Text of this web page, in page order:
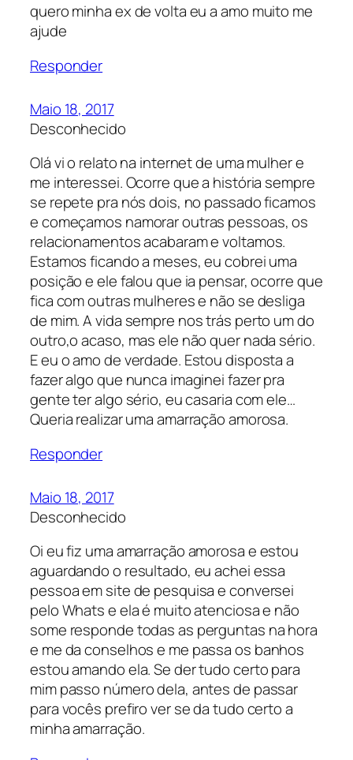
quero minha ex de volta eu a amo muito me
ajude
Responder
Maio 18, 2017
Desconhecido
Olá vi o relato na internet de uma mulher e
me interessei. Ocorre que a história sempre
se repete pra nós dois, no passado ficamos
e começamos namorar outras pessoas, os
relacionamentos acabaram e voltamos.
Estamos ficando a meses, eu cobrei uma
posição e ele falou que ia pensar, ocorre que
fica com outras mulheres e não se desliga
de mim. A vida sempre nos trás perto um do
outro,o acaso, mas ele não quer nada sério.
E eu o amo de verdade. Estou disposta a
fazer algo que nunca imaginei fazer pra
gente ter algo sério, eu casaria com ele…
Queria realizar uma amarração amorosa.
Responder
Maio 18, 2017
Desconhecido
Oi eu fiz uma amarração amorosa e estou
aguardando o resultado, eu achei essa
pessoa em site de pesquisa e conversei
pelo Whats e ela é muito atenciosa e não
some responde todas as perguntas na hora
e me da conselhos e me passa os banhos
estou amando ela. Se der tudo certo para
mim passo número dela, antes de passar
para vocês prefiro ver se da tudo certo a
minha amarração.